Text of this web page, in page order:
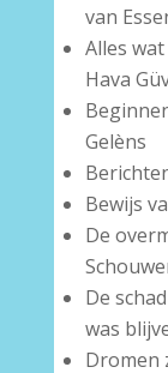
van
Alles
Hava
Gelèns
Bewijs
De
De
was
Dromen